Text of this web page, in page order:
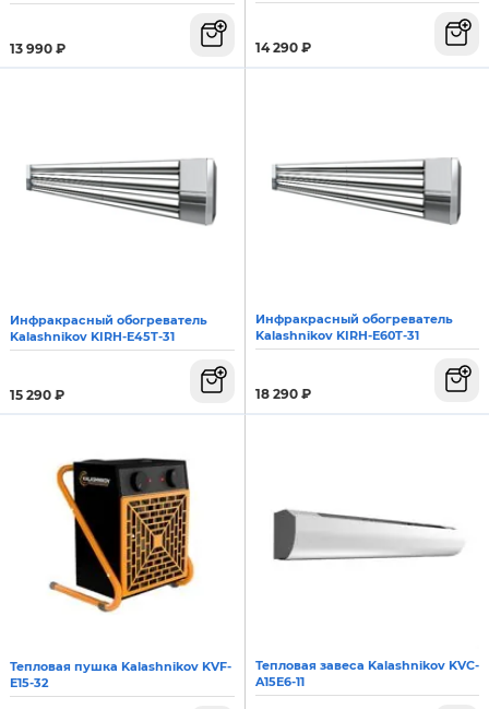
13 990 ₽ 14 290 ₽
Инфракрасный обогреватель
Kalashnikov KIRH-E45T-31
15 290 ₽
Инфракрасный обогреватель
Kalashnikov KIRH-E60T-31
18 290 ₽
Тепловая пушка Kalashnikov KVF-
E15-32
Тепловая завеса Kalashnikov KVC-
A15E6-11